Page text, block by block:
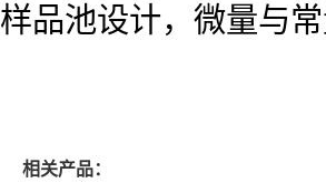
样品池设计，微量与
相关产品：